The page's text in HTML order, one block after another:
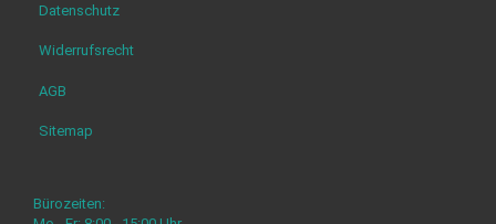
Datenschutz
Widerrufsrecht
AGB
Sitemap
Bürozeiten: